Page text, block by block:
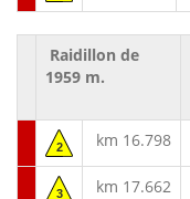
Raidillon de
1959 m.
2 km 16.798
3 km 17.662